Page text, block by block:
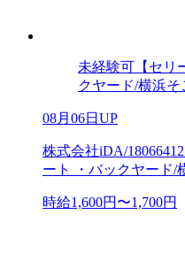
未経験可【セリ
クヤード/横浜そ
08月06日UP
株式会社iDA/
ート ・バックヤード/
時給1,600円〜1,700円